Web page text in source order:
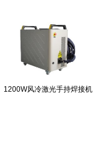
1200W风冷激光手持焊接机